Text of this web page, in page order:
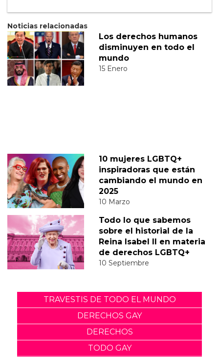
Noticias relacionadas
Los derechos humanos
disminuyen en todo el
mundo
15 Enero
10 mujeres LGBTQ+
inspiradoras que están
cambiando el mundo en
2025
10 Marzo
Todo lo que sabemos
sobre el historial de la
Reina Isabel II en materia
de derechos LGBTQ+
10 Septiembre
TRAVESTIS DE TODO EL MUNDO
DERECHOS GAY
DERECHOS
TODO GAY